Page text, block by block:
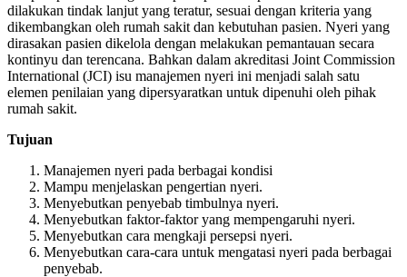
dilakukan tindak lanjut yang teratur, sesuai dengan kriteria yang
dikembangkan oleh rumah sakit dan kebutuhan pasien. Nyeri yang
dirasakan pasien dikelola dengan melakukan pemantauan secara
kontinyu dan terencana. Bahkan dalam akreditasi Joint Commission
International (JCI) isu manajemen nyeri ini menjadi salah satu
elemen penilaian yang dipersyaratkan untuk dipenuhi oleh pihak
rumah sakit.
Tujuan
Manajemen nyeri pada berbagai kondisi
Mampu menjelaskan pengertian nyeri.
Menyebutkan penyebab timbulnya nyeri.
Menyebutkan faktor-faktor yang mempengaruhi nyeri.
Menyebutkan cara mengkaji persepsi nyeri.
Menyebutkan cara-cara untuk mengatasi nyeri pada berbagai
penyebab.